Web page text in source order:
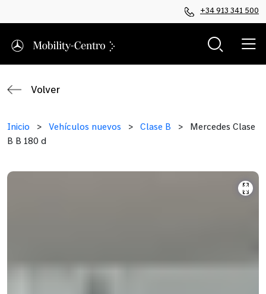
+34 913 341 500
Volver
Inicio > Vehículos nuevos > Clase B >
Mercedes Clase
B B 180 d